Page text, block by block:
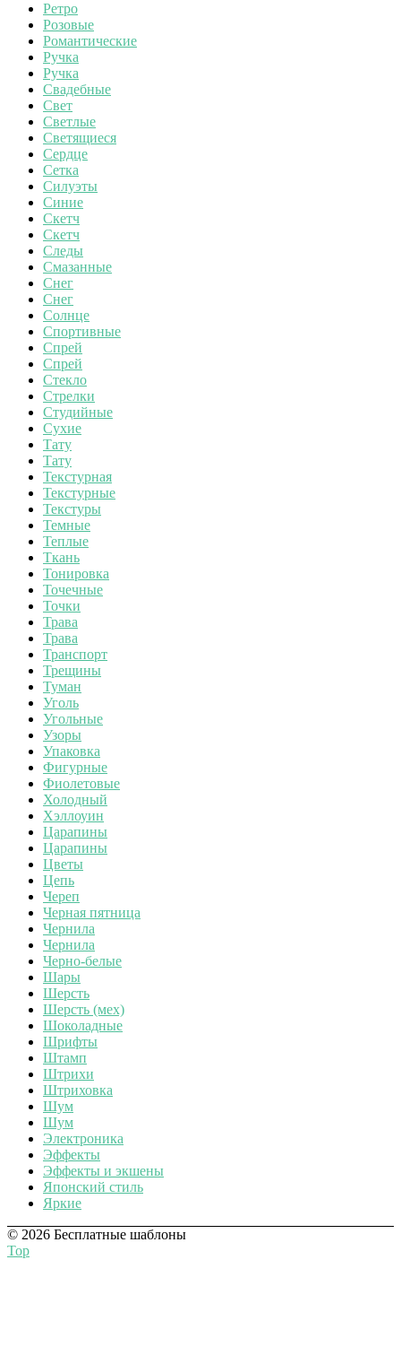
Ретро
Розовые
Романтические
Ручка
Ручка
Свадебные
Свет
Светлые
Светящиеся
Сердце
Сетка
Силуэты
Синие
Скетч
Скетч
Следы
Смазанные
Снег
Снег
Солнце
Спортивные
Спрей
Спрей
Стекло
Стрелки
Студийные
Сухие
Тату
Тату
Текстурная
Текстурные
Текстуры
Темные
Теплые
Ткань
Тонировка
Точечные
Точки
Трава
Трава
Транспорт
Трещины
Туман
Уголь
Угольные
Узоры
Упаковка
Фигурные
Фиолетовые
Холодный
Хэллоуин
Царапины
Царапины
Цветы
Цепь
Череп
Черная пятница
Чернила
Чернила
Черно-белые
Шары
Шерсть
Шерсть (мех)
Шоколадные
Шрифты
Штамп
Штрихи
Штриховка
Шум
Шум
Электроника
Эффекты
Эффекты и экшены
Японский стиль
Яркие
© 2026 Бесплатные шаблоны
Top